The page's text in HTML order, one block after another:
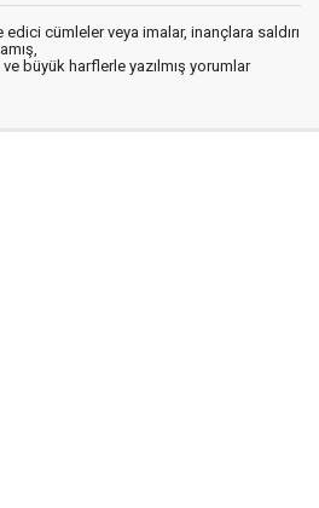
cümleler veya imalar, inançlara saldırı
büyük harflerle yazılmış yorumlar